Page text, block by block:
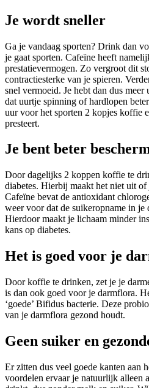
Je wordt sneller
Ga je vandaag sporten? Drink dan
je gaat sporten. Cafeïne heeft
prestatievermogen. Zo vergroot dit
contractiesterke van je spieren.
snel vermoeid. Je hebt dan dus
dat uurtje spinning of hardlopen
uur voor het sporten 2 kopjes koffie
presteert.
Je bent beter
Door dagelijks 2 koppen koffie te
diabetes. Hierbij maakt het niet uit
Cafeïne bevat de antioxidant
weer voor dat de suikeropname in je
Hierdoor maakt je lichaam minder
kans op diabetes.
Het is goed voor je
Door koffie te drinken, zet je je
is dan ook goed voor je darmflora.
‘goede’ Bifidus bacterie. Deze
van je darmflora gezond houdt.
Geen suiker en
Er zitten dus veel goede kanten aan
voordelen ervaar je natuurlijk alleen